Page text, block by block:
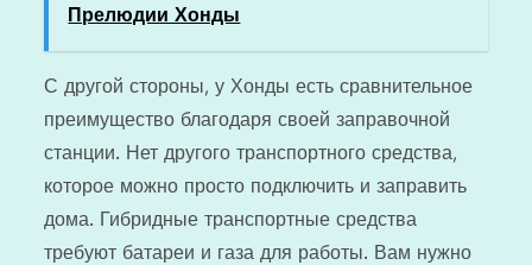
Прелюдии Хонды
С другой стороны, у Хонды есть сравнительное
преимущество благодаря своей заправочной
станции. Нет другого транспортного средства,
которое можно просто подключить и заправить
дома. Гибридные транспортные средства
требуют батареи и газа для работы. Вам нужно